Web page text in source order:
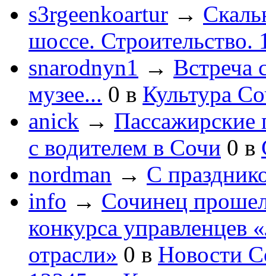
s3rgeenkoartur →
шоссе. Строительство.
snarodnyn1 → Встреча
музее... 0 в Культура
anick → Пассажирские
с водителем в Сочи 0 в
nordman → С
info → Сочинец
конкурса управленцев
отрасли» 0 в Новости